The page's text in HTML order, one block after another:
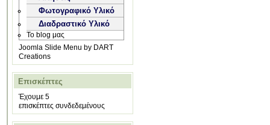
Φωτογραφικό Υλικό
Διαδραστικό Υλικό
Το blog μας
Joomla Slide Menu by DART
Creations
Επισκέπτες
Έχουμε 5
επισκέπτες συνδεδεμένους